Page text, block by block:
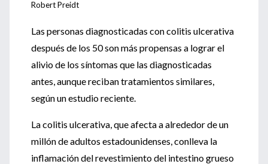
Robert Preidt
Las personas diagnosticadas con colitis ulcerativa
después de los 50 son más propensas a lograr el
alivio de los síntomas que las diagnosticadas
antes, aunque reciban tratamientos similares,
según un estudio reciente.
La colitis ulcerativa, que afecta a alrededor de un
millón de adultos estadounidenses, conlleva la
inflamación del revestimiento del intestino grueso